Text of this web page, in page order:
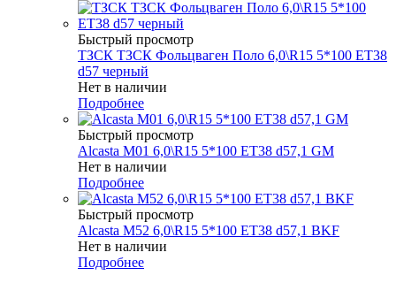
Быстрый просмотр
ТЗСК ТЗСК Фольцваген Поло 6,0\R15 5*100 ET38
d57 черный
Нет в наличии
Подробнее
Быстрый просмотр
Alcasta M01 6,0\R15 5*100 ET38 d57,1 GM
Нет в наличии
Подробнее
Быстрый просмотр
Alcasta M52 6,0\R15 5*100 ET38 d57,1 BKF
Нет в наличии
Подробнее